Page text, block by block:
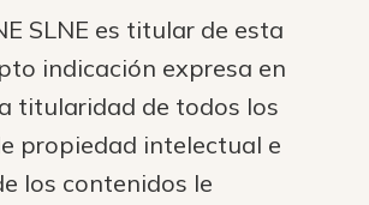
SLNE es titular de esta
indicación expresa en
titularidad de todos los
propiedad intelectual e
los contenidos le